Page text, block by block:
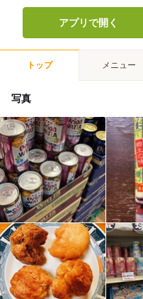
アプリで開く
トップ メニュー
写真